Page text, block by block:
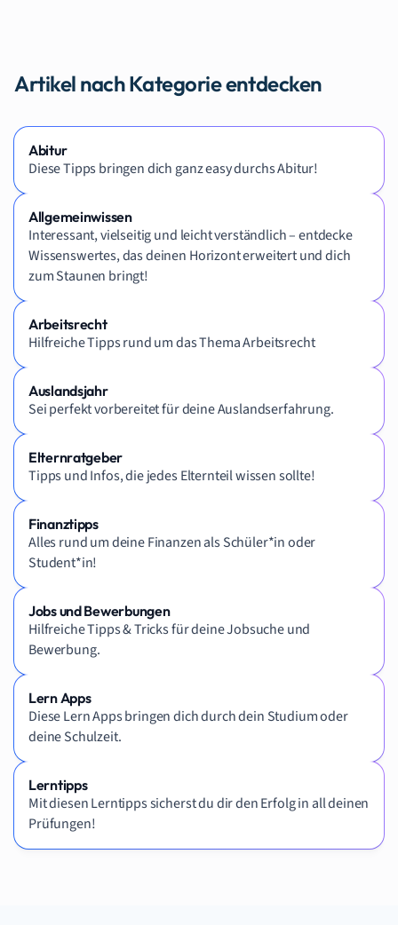
Artikel nach Kategorie entdecken
Abitur
Diese Tipps bringen dich ganz easy durchs Abitur!
Allgemeinwissen
Interessant, vielseitig und leicht verständlich – entdecke
Wissenswertes, das deinen Horizont erweitert und dich
zum Staunen bringt!
Arbeitsrecht
Hilfreiche Tipps rund um das Thema Arbeitsrecht
Auslandsjahr
Sei perfekt vorbereitet für deine Auslandserfahrung.
Elternratgeber
Tipps und Infos, die jedes Elternteil wissen sollte!
Finanztipps
Alles rund um deine Finanzen als Schüler*in oder
Student*in!
Jobs und Bewerbungen
Hilfreiche Tipps & Tricks für deine Jobsuche und
Bewerbung.
Lern Apps
Diese Lern Apps bringen dich durch dein Studium oder
deine Schulzeit.
Lerntipps
Mit diesen Lerntipps sicherst du dir den Erfolg in all deinen
Prüfungen!